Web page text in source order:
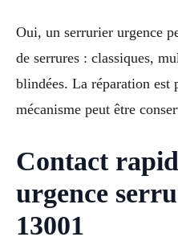
Oui, un serrurier urgence
de serrures : classiques,
blindées. La réparation est
mécanisme peut être
Contact
urgence
13001